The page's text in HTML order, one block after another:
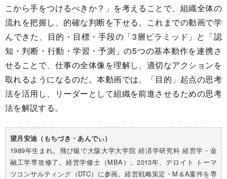
こから手をつけるべきか？」を考えることで、組織全体の
流れを把握し、的確な判断を下せる。これまでの動画で学
んできた、目的・目標・手段の「3層ピラミッド」と「認
知・判断・行動・学習・予測」の5つの基本動作を連携さ
せることで、仕事の全体像を理解し、適切なアクションを
取れるようになるのだ。本動画では、「目的」起点の思考
法を活用し、リーダーとして組織を前進させるための思考
法を解説する。
望月安迪（もちづき・あんでぃ）
1989年生まれ。飛び級で大阪大学大学院 経済学研究科 経営学・金
融工学専攻修了。経営学修士（MBA）。2013年、デロイト トーマ
ツコンサルティング（DTC）に参画。経営戦略策定・M＆A案件を専